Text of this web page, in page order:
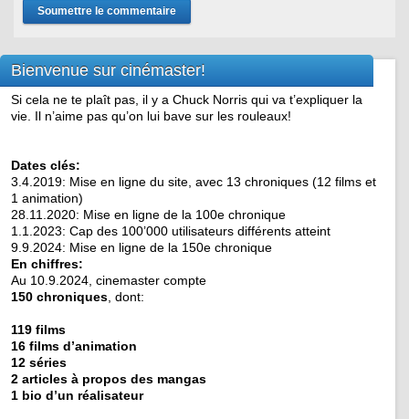
Bienvenue sur cinémaster!
Si cela ne te plaît pas, il y a Chuck Norris qui va t’expliquer la
vie. Il n’aime pas qu’on lui bave sur les rouleaux!
Dates clés:
3.4.2019: Mise en ligne du site, avec 13 chroniques (12 films et
1 animation)
28.11.2020: Mise en ligne de la 100e chronique
1.1.2023: Cap des 100’000 utilisateurs différents atteint
9.9.2024: Mise en ligne de la 150e chronique
En chiffres:
Au 10.9.2024, cinemaster compte
150 chroniques , dont:
119 films
16 films d’animation
12 séries
2 articles à propos des mangas
1 bio d’un réalisateur